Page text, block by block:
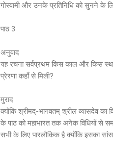
गोस्वामी और उनके प्रतिनिधि को सुनने के
पाठ 3
अनुवाद
यह रचना सर्वप्रथम किस काल और किस
प्रेरणा कहाँ से मिली?
मुराद
क्योंकि श्रीमद्-भागवतम् श्रील व्यासदेव का
के पाठ को महाभारत तक अनेक विधियों से
सभी के लिए पारलौकिक है क्योंकि इसका